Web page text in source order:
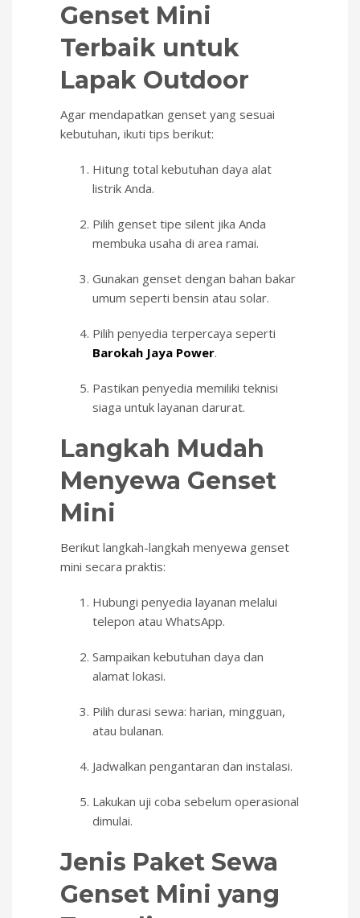
Genset Mini
Terbaik untuk
Lapak Outdoor
Agar mendapatkan genset yang sesuai
kebutuhan, ikuti tips berikut:
Hitung total kebutuhan daya alat
listrik Anda.
Pilih genset tipe silent jika Anda
membuka usaha di area ramai.
Gunakan genset dengan bahan bakar
umum seperti bensin atau solar.
Pilih penyedia terpercaya seperti
Barokah Jaya Power.
Pastikan penyedia memiliki teknisi
siaga untuk layanan darurat.
Langkah Mudah
Menyewa Genset
Mini
Berikut langkah-langkah menyewa genset
mini secara praktis:
Hubungi penyedia layanan melalui
telepon atau WhatsApp.
Sampaikan kebutuhan daya dan
alamat lokasi.
Pilih durasi sewa: harian, mingguan,
atau bulanan.
Jadwalkan pengantaran dan instalasi.
Lakukan uji coba sebelum operasional
dimulai.
Jenis Paket Sewa
Genset Mini yang